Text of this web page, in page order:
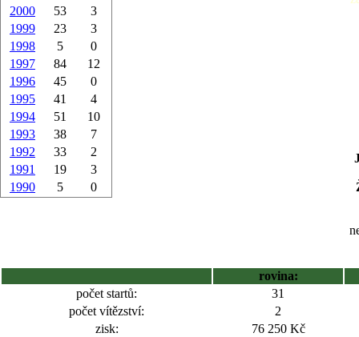
2000
53
3
1999
23
3
1998
5
0
1997
84
12
1996
45
0
1995
41
4
1994
51
10
1993
38
7
1992
33
2
1991
19
3
1990
5 0
rovina:
počet startů:
31
počet vítězství:
2
zisk:
76 250 Kč